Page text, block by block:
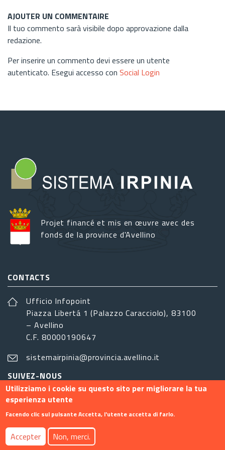
AJOUTER UN COMMENTAIRE
Il tuo commento sarà visibile dopo approvazione dalla
redazione.
Per inserire un commento devi essere un utente
autenticato. Esegui accesso con Social Login
Projet financé et mis en œuvre avec des
fonds de la province d'Avellino
CONTACTS
Ufficio Infopoint
Piazza Libertá 1 (Palazzo Caracciolo), 83100
– Avellino
C.F. 80000190647
sistemairpinia@provincia.avellino.it
SUIVEZ-NOUS
Footer menu
Contact Info
Utilizziamo i cookie su questo sito per migliorare la tua
esperienza utente
Facendo clic sul pulsante Accetta, l'utente accetta di farlo.
Accepter Non, merci.